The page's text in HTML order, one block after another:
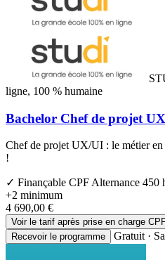
ligne, 100 % humaine
Bachelor Chef de projet
Chef de projet UX/UI : le métier
!
✓ Finançable CPF Alternance 450
+2 minimum
4 690,00 €
Voir le tarif après prise en charge
Recevoir le programme
Gratuit ·